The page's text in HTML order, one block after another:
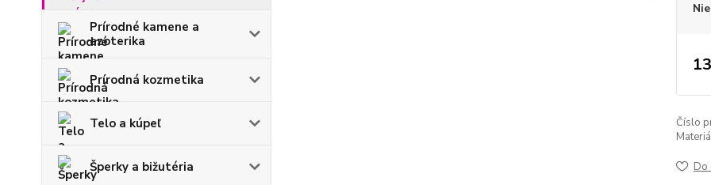
Prírodné kamene a
ezoterika
Prírodná kozmetika
Telo a kúpeľ
Šperky a bižutéria
Číslo
Do